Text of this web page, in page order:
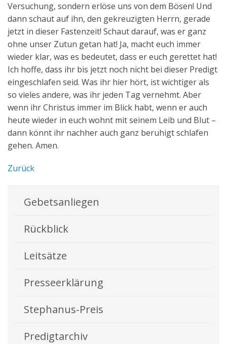
Versuchung, sondern erlöse uns von dem Bösen! Und
dann schaut auf ihn, den gekreuzigten Herrn, gerade
jetzt in dieser Fastenzeit! Schaut darauf, was er ganz
ohne unser Zutun getan hat! Ja, macht euch immer
wieder klar, was es bedeutet, dass er euch gerettet hat!
Ich hoffe, dass ihr bis jetzt noch nicht bei dieser Predigt
eingeschlafen seid. Was ihr hier hört, ist wichtiger als
so vieles andere, was ihr jeden Tag vernehmt. Aber
wenn ihr Christus immer im Blick habt, wenn er auch
heute wieder in euch wohnt mit seinem Leib und Blut –
dann könnt ihr nachher auch ganz beruhigt schlafen
gehen. Amen.
Zurück
Gebetsanliegen
Rückblick
Leitsätze
Presseerklärung
Stephanus-Preis
Predigtarchiv